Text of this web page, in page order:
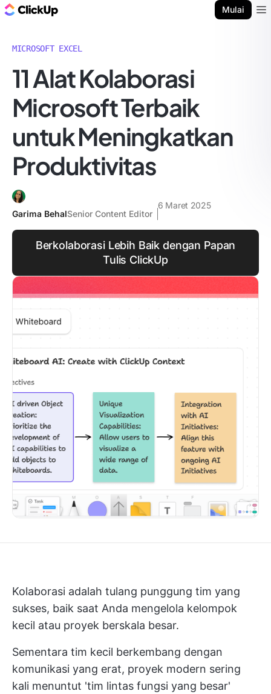
Mulai
MICROSOFT EXCEL
11 Alat Kolaborasi
Microsoft Terbaik
untuk Meningkatkan
Produktivitas
Garima BehalSenior Content Editor
6 Maret 2025
Berkolaborasi Lebih Baik dengan Papan
Tulis ClickUp
Kolaborasi adalah tulang punggung tim yang
sukses, baik saat Anda mengelola kelompok
kecil atau proyek berskala besar.
Sementara tim kecil berkembang dengan
komunikasi yang erat, proyek modern sering
kali menuntut 'tim lintas fungsi yang besar'